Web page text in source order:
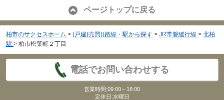
ページトップに戻る
柏市のサクセスホーム > (戸建(売買))路線・駅から探す > JR常磐緩行線 > 北柏
駅 > 柏市松葉町２丁目
電話でお問い合わせする
営業時間:09:00～18:00
定休日:水曜日